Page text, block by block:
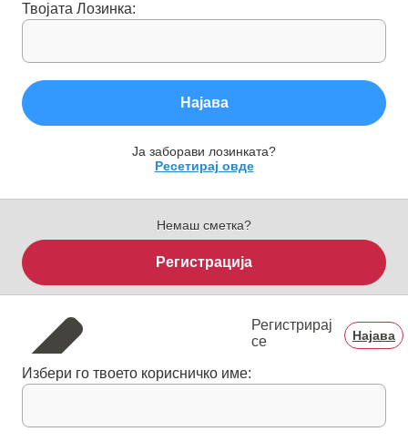
Твојата Лозинка:
Најава
Ја заборави лозинката?
Ресетирај овде
Немаш сметка?
Регистрација
Регистрирај
се
Најава
Избери го твоето корисничко име: